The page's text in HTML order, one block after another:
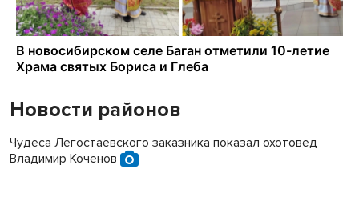
Новости районов
Чудеса Легостаевского заказника показал охотовед
Владимир Коченов